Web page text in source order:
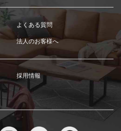
よくある質問
法人のお客様へ
採用情報